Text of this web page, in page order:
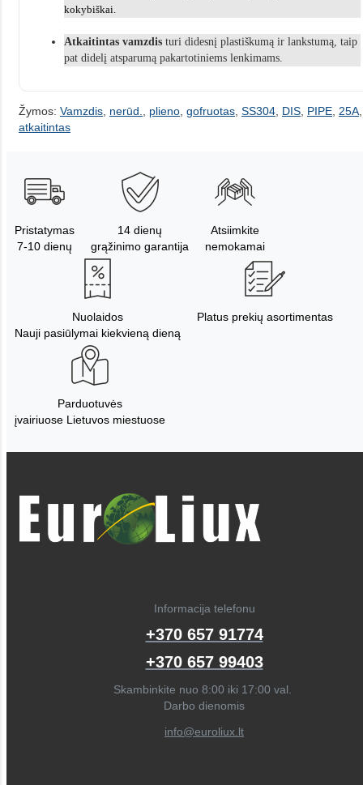
kokybiškai.
Atkaitintas vamzdis turi didesnį plastiškumą ir lankstumą, taip
pat didelį atsparumą pakartotiniems lenkimams.
Žymos: Vamzdis nerūd. plieno gofruotas SS304 DIS PIPE 25A
atkaitintas
Pristatymas
7-10 dienų
14 dienų
grąžinimo garantija
Atsiimkite
nemokamai
Nuolaidos
Nauji pasiūlymai kiekvieną dieną
Platus prekių asortimentas
Parduotuvės
įvairiuose Lietuvos miestuose
Informacija telefonu
+370 657 91774
+370 657 99403
Skambinkite nuo 8:00 iki 17:00 val.
Darbo dienomis
info@euroliux.lt